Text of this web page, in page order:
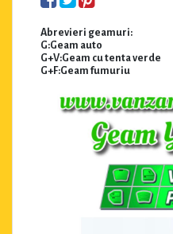
Abrevieri geamuri:
G:Geam auto
G+V:Geam cu tenta verde
G+F:Geam fumuriu